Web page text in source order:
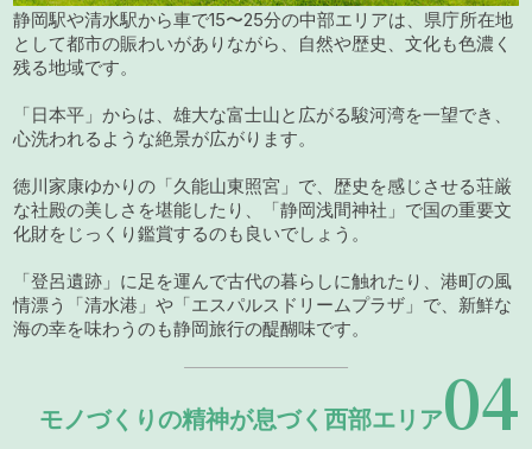
静岡駅や清水駅から車で15〜25分の中部エリアは、県庁所在地
として都市の賑わいがありながら、自然や歴史、文化も色濃く
残る地域です。
「日本平」からは、雄大な富士山と広がる駿河湾を一望でき、
心洗われるような絶景が広がります。
徳川家康ゆかりの「久能山東照宮」で、歴史を感じさせる荘厳
な社殿の美しさを堪能したり、「静岡浅間神社」で国の重要文
化財をじっくり鑑賞するのも良いでしょう。
「登呂遺跡」に足を運んで古代の暮らしに触れたり、港町の風
情漂う「清水港」や「エスパルスドリームプラザ」で、新鮮な
海の幸を味わうのも静岡旅行の醍醐味です。
04
モノづくりの精神が息づく西部エリア